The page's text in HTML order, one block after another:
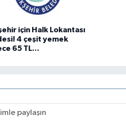
için Halk Lokantası
4 çeşit yemek
65 TL...